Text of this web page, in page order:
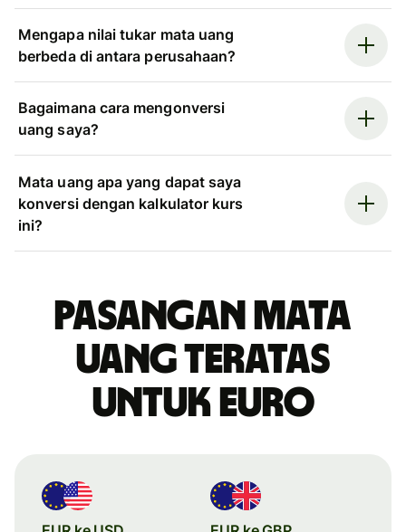
Mengapa nilai tukar mata uang
berbeda di antara perusahaan?
Bagaimana cara mengonversi
uang saya?
Mata uang apa yang dapat saya
konversi dengan kalkulator kurs
ini?
Pasangan mata
uang teratas
untuk euro